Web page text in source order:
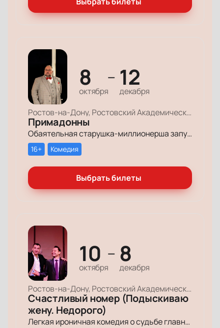
8
октября
— 12
декабря
Ростов-на-Дону, Ростовский Академический Театр Драмы, Большая сцена
Примадонны
Обаятельная старушка-миллионерша запускает грандиозный поиск своих долгопотерянных племянниц, чтобы открыть им двери в мир богатства и оставить в наследство свои миллионы.
16+ Комедия
Выбрать билеты
10
октября
— 8
декабря
Ростов-на-Дону, Ростовский Академический Театр Драмы, Малая сцена
Счастливый номер (Подыскиваю
жену. Недорого)
Легкая ироничная комедия о судьбе главного героя-миллионера, который мечтает обрести успех и в личной жизни.